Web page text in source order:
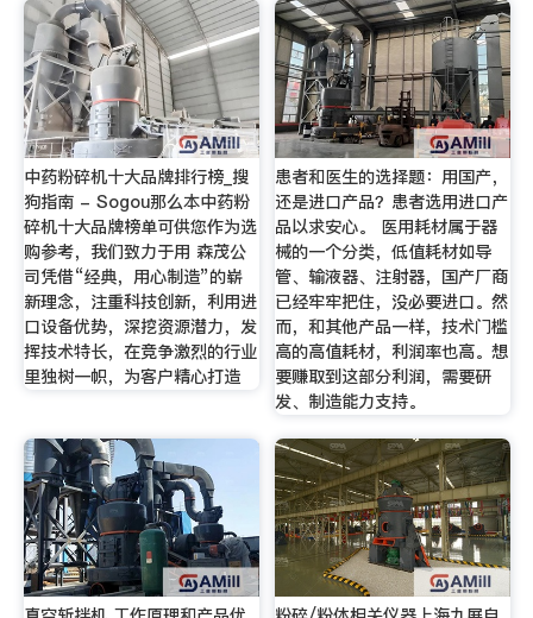
中药粉碎机十大品牌排行榜_搜
狗指南 - Sogou那么本中药粉
碎机十大品牌榜单可供您作为选
购参考，我们致力于用 森茂公
司凭借“经典，用心制造”的崭
新理念，注重科技创新，利用进
口设备优势，深挖资源潜力，发
挥技术特长，在竞争激烈的行业
里独树一帜，为客户精心打造
患者和医生的选择题：用国产，
还是进口产品？患者选用进口产
品以求安心。 医用耗材属于器
械的一个分类，低值耗材如导
管、输液器、注射器，国产厂商
已经牢牢把住，没必要进口。然
而，和其他产品一样，技术门槛
高的高值耗材，利润率也高。想
要赚取到这部分利润，需要研
发、制造能力支持。